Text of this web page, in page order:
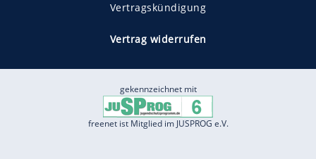
Vertragskündigung
Vertrag widerrufen
gekennzeichnet mit
freenet ist Mitglied im JUSPROG e.V.